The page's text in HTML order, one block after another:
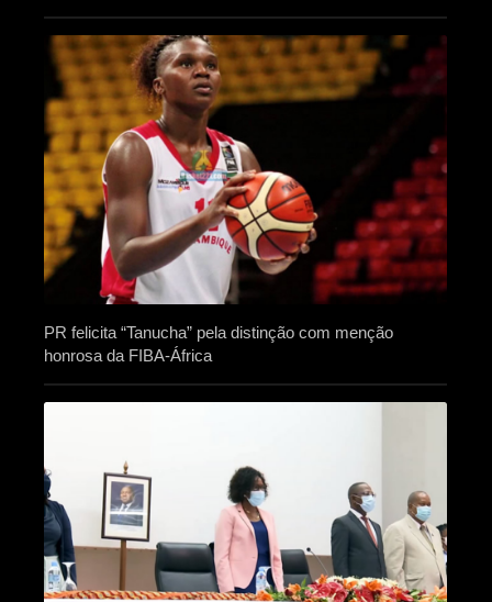
PR felicita “Tanucha” pela distinção com menção
honrosa da FIBA-África